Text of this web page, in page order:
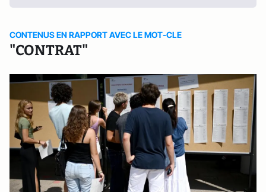
CONTENUS EN RAPPORT AVEC LE MOT-CLE
"CONTRAT"